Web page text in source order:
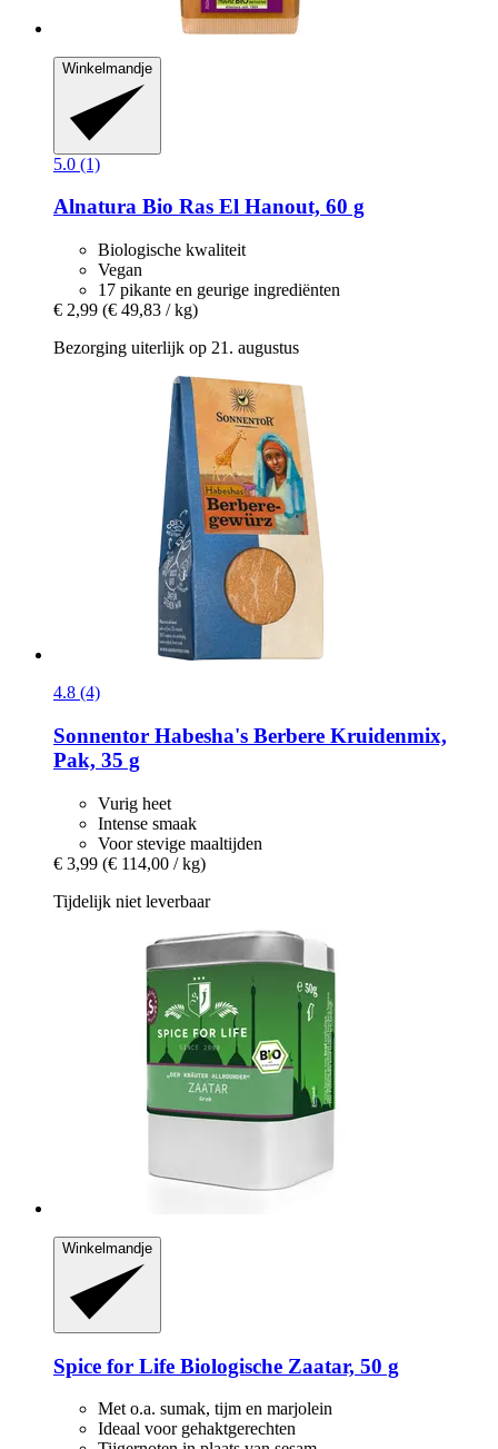
Winkelmandje
5.0 (1)
Alnatura Bio Ras El Hanout, 60 g
Biologische kwaliteit
Vegan
17 pikante en geurige ingrediënten
€ 2,99 (€ 49,83 / kg)
Bezorging uiterlijk op 21. augustus
4.8 (4)
Sonnentor Habesha's Berbere Kruidenmix,
Pak, 35 g
Vurig heet
Intense smaak
Voor stevige maaltijden
€ 3,99 (€ 114,00 / kg)
Tijdelijk niet leverbaar
Winkelmandje
Spice for Life Biologische Zaatar, 50 g
Met o.a. sumak, tijm en marjolein
Ideaal voor gehaktgerechten